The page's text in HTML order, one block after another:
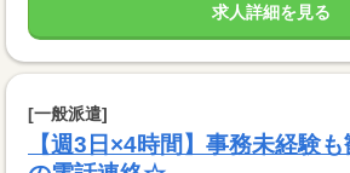
求人詳細を見る
[一般派遣]
【週3日×4時間】事務未経験